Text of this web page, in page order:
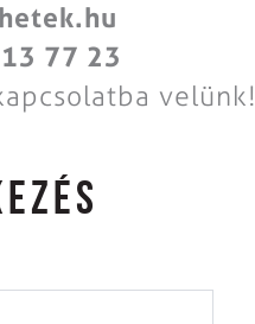
77 23
velünk!